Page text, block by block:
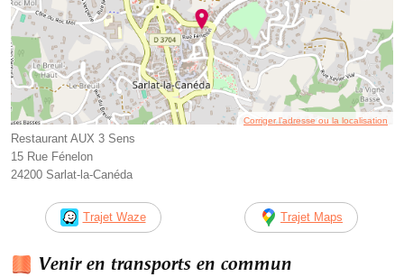
Corriger l’adresse ou la localisation
Restaurant AUX 3 Sens
15 Rue Fénelon
24200 Sarlat-la-Canéda
Trajet Waze Trajet Maps
Venir en transports en commun